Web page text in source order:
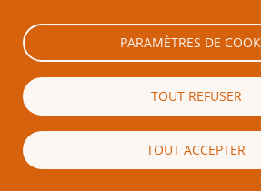
PARAMÈTRES DE
TOUT REFUSER
TOUT ACCEPTER
nouvelles manières de jouer
Une Histoire du jeu de rôle –
des ténèbres
Une Histoire du jeu de rôle –
Pagination
Page
‹‹ 11
Page
››